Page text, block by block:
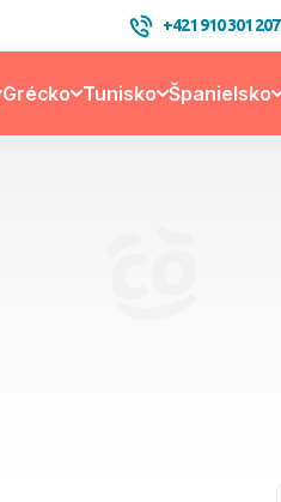
+421 910 301 207
Grécko Tunisko Španielsko